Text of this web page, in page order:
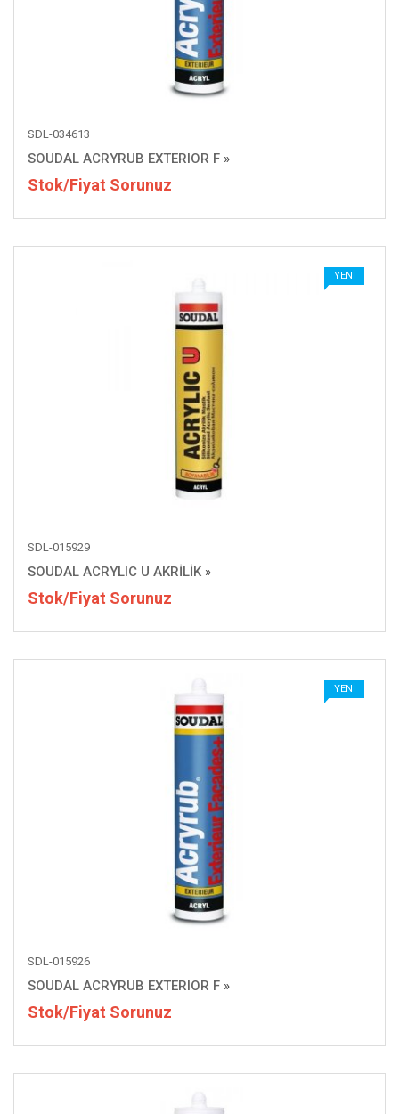
SDL-034613
SOUDAL ACRYRUB EXTERIOR F »
Stok/Fiyat Sorunuz
YENI
SDL-015929
SOUDAL ACRYLIC U AKRİLİK »
Stok/Fiyat Sorunuz
YENI
SDL-015926
SOUDAL ACRYRUB EXTERIOR F »
Stok/Fiyat Sorunuz